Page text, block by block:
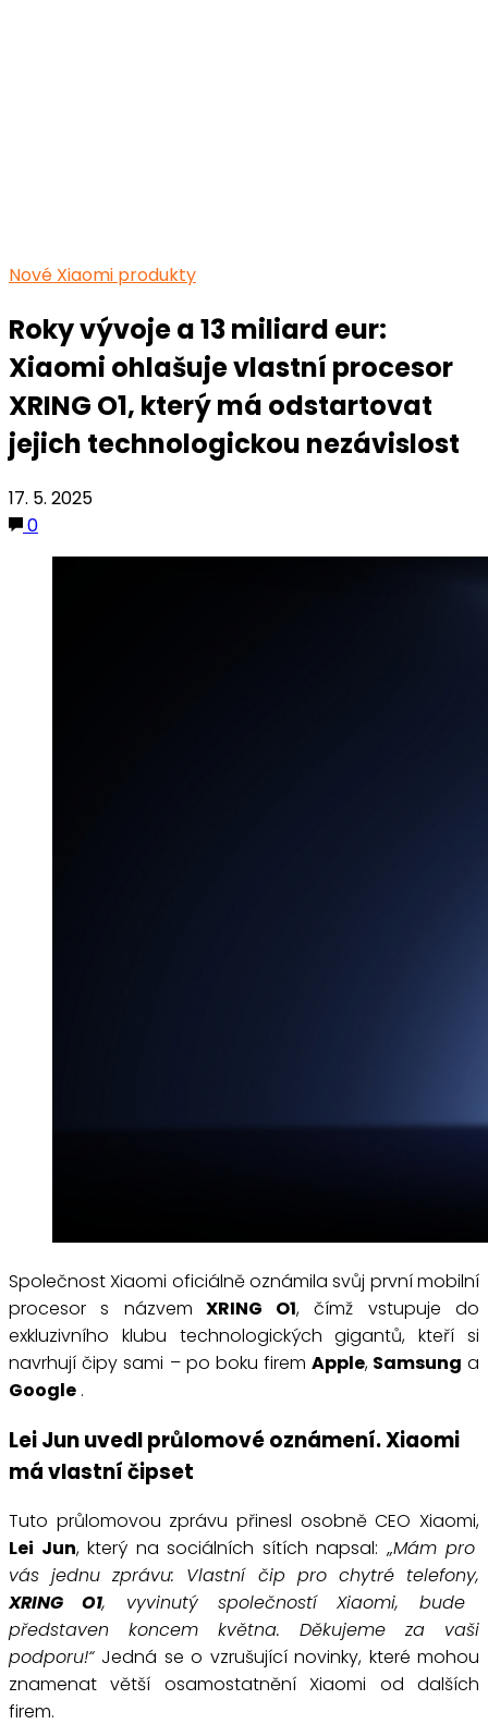
Nové Xiaomi produkty
Roky vývoje a 13 miliard eur:
Xiaomi ohlašuje vlastní procesor
XRING O1, který má odstartovat
jejich technologickou nezávislost
17. 5. 2025
0
Společnost Xiaomi oficiálně oznámila svůj první mobilní
procesor s názvem XRING O1, čímž vstupuje do
exkluzivního klubu technologických gigantů, kteří si
navrhují čipy sami – po boku firem Apple,Samsung a
Google .
Lei Jun uvedl průlomové oznámení. Xiaomi
má vlastní čipset
Tuto průlomovou zprávu přinesl osobně CEO Xiaomi,
Lei Jun, který na sociálních sítích napsal: „Mám pro
vás jednu zprávu: Vlastní čip pro chytré telefony,
XRING O1, vyvinutý společností Xiaomi, bude
představen koncem května. Děkujeme za vaši
podporu!“ Jedná se o vzrušující novinky, které mohou
znamenat větší osamostatnění Xiaomi od dalších
firem.